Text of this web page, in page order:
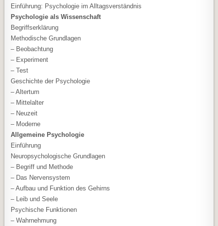
Einführung: Psychologie im Alltagsverständnis
Psychologie als Wissenschaft
Begriffserklärung
Methodische Grundlagen
– Beobachtung
– Experiment
– Test
Geschichte der Psychologie
– Altertum
– Mittelalter
– Neuzeit
– Moderne
Allgemeine Psychologie
Einführung
Neuropsychologische Grundlagen
– Begriff und Methode
– Das Nervensystem
– Aufbau und Funktion des Gehirns
– Leib und Seele
Psychische Funktionen
– Wahrnehmung